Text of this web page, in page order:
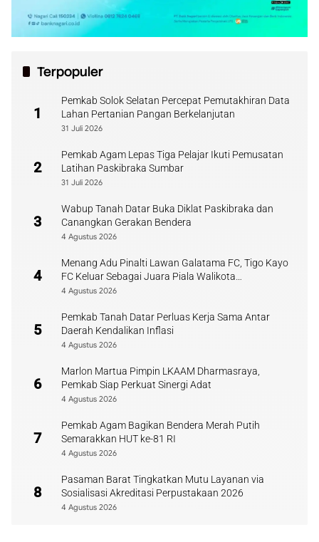
Terpopuler
1
Pemkab Solok Selatan Percepat Pemutakhiran Data
Lahan Pertanian Pangan Berkelanjutan
31 Juli 2026
2
Pemkab Agam Lepas Tiga Pelajar Ikuti Pemusatan
Latihan Paskibraka Sumbar
31 Juli 2026
3
Wabup Tanah Datar Buka Diklat Paskibraka dan
Canangkan Gerakan Bendera
4 Agustus 2026
4
Menang Adu Pinalti Lawan Galatama FC, Tigo Kayo
FC Keluar Sebagai Juara Piala Walikota
Payakumbuh
4 Agustus 2026
5
Pemkab Tanah Datar Perluas Kerja Sama Antar
Daerah Kendalikan Inflasi
4 Agustus 2026
6
Marlon Martua Pimpin LKAAM Dharmasraya,
Pemkab Siap Perkuat Sinergi Adat
4 Agustus 2026
7
Pemkab Agam Bagikan Bendera Merah Putih
Semarakkan HUT ke-81 RI
4 Agustus 2026
8
Pasaman Barat Tingkatkan Mutu Layanan via
Sosialisasi Akreditasi Perpustakaan 2026
4 Agustus 2026